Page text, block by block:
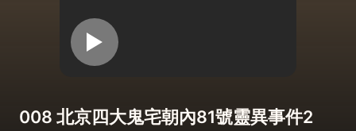
008 北京四大鬼宅朝內81號靈異事件2